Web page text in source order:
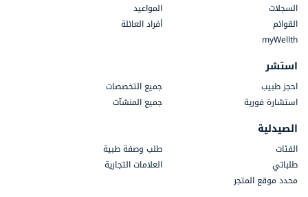
السجلات
المواعيد
القوائم
أفراد العائلة
myWellth
استشر
احجز طبيب
جميع التخصصات
استشارة فورية
جميع المنشآت
الصيدلية
الفئات
طلب وصفة طبية
طلباتي
العلامات التجارية
محدد موقع المتجر